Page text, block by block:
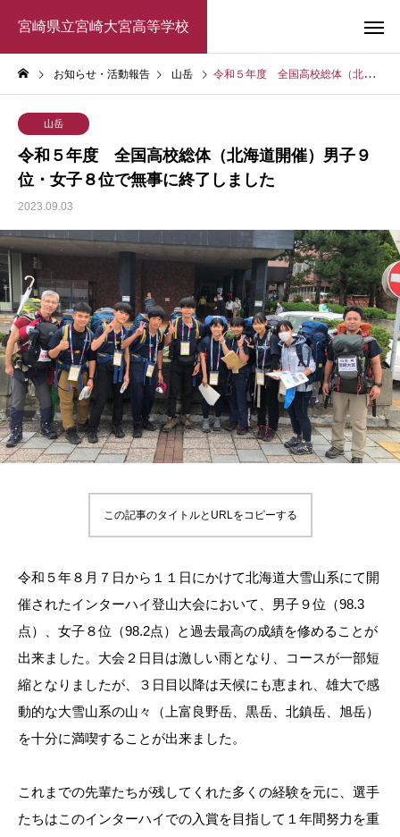
宮崎県立宮崎大宮高等学校
お知らせ・活動報告 山岳 令和５年度 全国高校総体（北海道開催）男子９位・女子８位で無事に終了しました
山岳
令和５年度 全国高校総体（北海道開催）男子９
位・女子８位で無事に終了しました
2023.09.03
この記事のタイトルとURLをコピーする
令和５年８月７日から１１日にかけて北海道大雪山系にて開
催されたインターハイ登山大会において、男子９位（98.3
点）、女子８位（98.2点）と過去最高の成績を修めることが
出来ました。大会２日目は激しい雨となり、コースが一部短
縮となりましたが、３日目以降は天候にも恵まれ、雄大で感
動的な大雪山系の山々（上富良野岳、黒岳、北鎮岳、旭岳）
を十分に満喫することが出来ました。
これまでの先輩たちが残してくれた多くの経験を元に、選手
たちはこのインターハイでの入賞を目指して１年間努力を重